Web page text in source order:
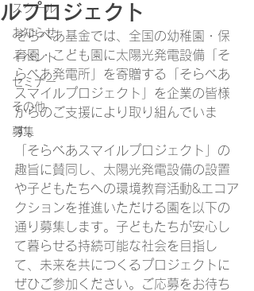
スクール
お知らせ
イベント
セミナー
その他
募集
ルプロジェクト
そらべあ基金では、全国の幼稚園・保
育園・こども園に太陽光発電設備「そ
らべあ発電所」を寄贈する「そらべあ
スマイルプロジェクト」を企業の皆様
からのご支援により取り組んでいま
す。
「そらべあスマイルプロジェクト」の
趣旨に賛同し、太陽光発電設備の設置
や子どもたちへの環境教育活動&エコア
クションを推進いただける園を以下の
通り募集します。子どもたちが安心し
て暮らせる持続可能な社会を目指し
て、未来を共につくるプロジェクトに
ぜひご参加ください。ご応募をお待ち